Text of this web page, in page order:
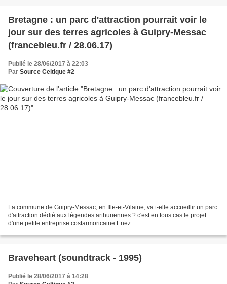
Bretagne : un parc d'attraction pourrait voir le
jour sur des terres agricoles à Guipry-Messac
(francebleu.fr / 28.06.17)
Publié le 28/06/2017 à 22:03
Par Source Celtique #2
La commune de Guipry-Messac, en Ille-et-Vilaine, va t-elle accueillir un parc
d'attraction dédié aux légendes arthuriennes ? c'est en tous cas le projet
d'une petite entreprise costarmoricaine Enez
Braveheart (soundtrack - 1995)
Publié le 28/06/2017 à 14:28